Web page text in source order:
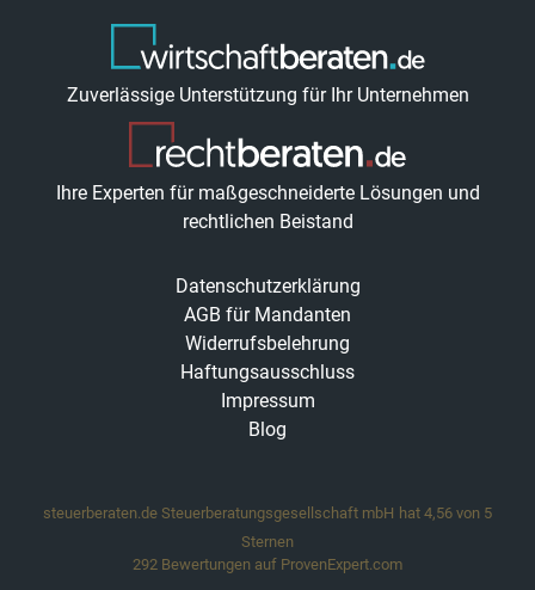
Zuverlässige Unterstützung für Ihr Unternehmen
Ihre Experten für maßgeschneiderte Lösungen und
rechtlichen Beistand
Datenschutzerklärung
AGB für Mandanten
Widerrufsbelehrung
Haftungsausschluss
Impressum
Blog
steuerberaten.de Steuerberatungsgesellschaft mbH hat 4,56 von 5
Sternen
292 Bewertungen auf ProvenExpert.com